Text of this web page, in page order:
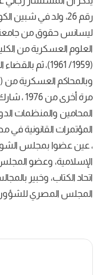
رقم 26، ولد في
(1959/ 1961)،
مرة
المحامين والمنظمات
المؤتمرات القانونية في
، عين عضوا بمجلس
الإسلامية، وعضو
اتحاد الكتاب، وخبير
المجلس المصري للشؤون